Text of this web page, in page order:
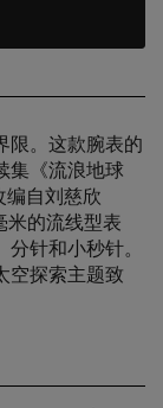
限。这款腕表的
集《流浪地球
自刘慈欣
的流线型表
针和小秒针。
空探索主题致